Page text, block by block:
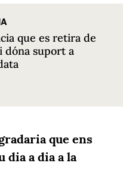
que es retira de
dóna suport a
que ens
dia a dia a la